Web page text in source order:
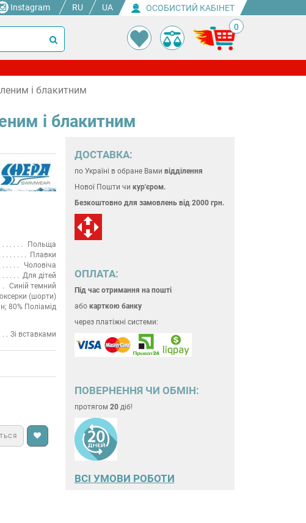
Instagram RU UA ОСОБИСТИЙ КАБІНЕТ
0
і блакитним
і блакитним
Польща
Плавки
Чоловіча
Для дітей
Синій темний
(шорти)
80% Поліамід
Зі вставками
ДОСТАВКА:
по Україні в обране Вами відділення
Нової Пошти чи кур'єром.
Безкоштовно для замовленьвід 2000 грн.
ОПЛАТА:
Під час отримання на пошті
або карткою банку
через платіжні системи:
ПОВЕРНЕННЯ ЧИ ОБМІН:
протягом 20діб!
ВСІ УМОВИ РОБОТИ